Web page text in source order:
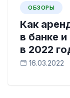
ОБЗОРЫ
Как
в банке
в 2022
16.03.2022